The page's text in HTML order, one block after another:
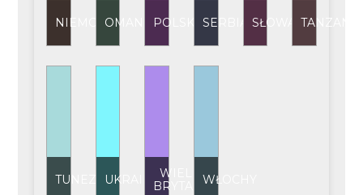
NIEMCY OMAN POLSKASERBIA SŁOWACJATANZANIA
TUNEZJAUKRAINAWIELKA
BRYTANIAWŁOCHY